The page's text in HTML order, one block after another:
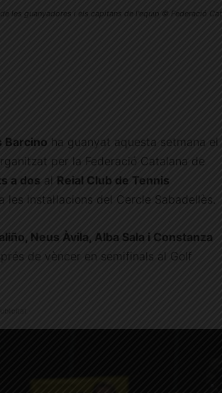
de les guanyadores i els capitans de l'equip © Federació
Barcino ha guanyat aquesta setmana el
per la Federació Catalana de
a dos al Reial Club de Tennis
instal·lacions del Cercle Sabadellès.
Neus Àvila, Alba Sala i Constanza
de vèncer en semifinals al Golf